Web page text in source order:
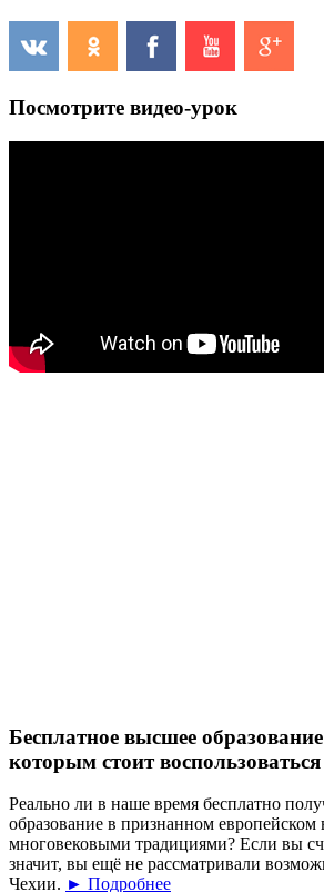
Посмотрите видео-урок
Бесплатное высшее
которым стоит воспользоваться
Реально ли в наше время бесплатно
образование в признанном европейском
многовековыми традициями? Если вы
значит, вы ещё не рассматривали
Чехии. ► Подробнее